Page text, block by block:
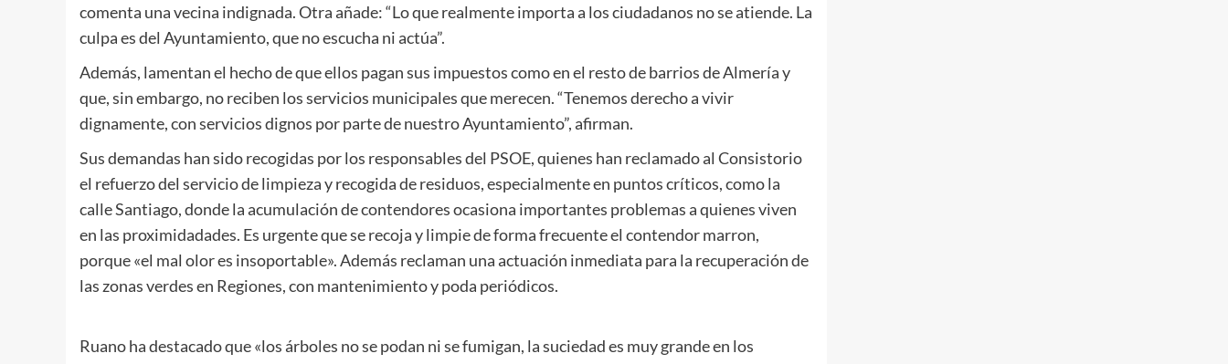
comenta una vecina indignada. Otra añade: “Lo que realmente importa a los ciudadanos no se atiende. La
culpa es del Ayuntamiento, que no escucha ni actúa”.
Además, lamentan el hecho de que ellos pagan sus impuestos como en el resto de barrios de Almería y
que, sin embargo, no reciben los servicios municipales que merecen. “Tenemos derecho a vivir
dignamente, con servicios dignos por parte de nuestro Ayuntamiento”, afirman.
Sus demandas han sido recogidas por los responsables del PSOE, quienes han reclamado al Consistorio
el refuerzo del servicio de limpieza y recogida de residuos, especialmente en puntos críticos, como la
calle Santiago, donde la acumulación de contendores ocasiona importantes problemas a quienes viven
en las proximidadades. Es urgente que se recoja y limpie de forma frecuente el contendor marron,
porque «el mal olor es insoportable». Además reclaman una actuación inmediata para la recuperación de
las zonas verdes en Regiones, con mantenimiento y poda periódicos.
Ruano ha destacado que «los árboles no se podan ni se fumigan, la suciedad es muy grande en los